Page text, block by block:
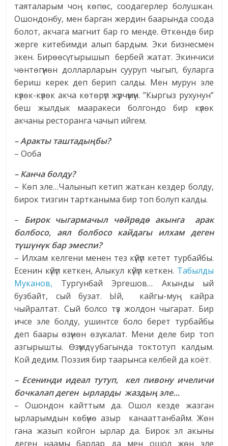
таяталарым чоң көпөс, соодагерлер болушкан.
Ошондонбу, мен барган жердин баарында соода
болот, акчага магнит бар го менде. Өткөндө бир
жерге китебимди алып бардым. Эки бизнесмен
экен. Бирөөсү тырышып бербей жатат. Экинчиси
чөнтөгүнөн долларларын сууруп чыгып, буларга
бериш керек деп берип салды. Мен мурун эле
күлөк-күлөк акча көтөрүп жүрчүмүн. ”Кыргыз рухунун”
беш жылдык мааракеси болгондо бир күлөк
акчаны ресторанга чачып ийгем.
– Аракты таштадыңбы?
– Ооба
– Канча болду?
– Көп эле…Чалынып кетип жаткан кездер болду,
бирок тизгин тартканыма бир топ болуп калды.
– Бирок чыгармачыл чөй­рөдө акынга арак
болбосо, аял болбосо кайдагы илхам деген
түшүнүк бар эмеспи?
– Илхам келгени менен тез күйүп кетет турбайбы.
Есенин күйүп кеткен, Алыкул күйүп кеткен. Табылды
Муканов, Тургунбай Эргешов… Акынды ый
бузбайт, сый бузат. Ый, кайгы-муң кайра
чыйралтат. Сый болсо түз жолдон чыгарат. Бир
ичсе эле болду, ушинтсе боло берет турбайбы
деп баары өзүнөн өзү калат. Мени деле бир топ
азгырышты. Өзүмдү убагында токтотуп калдым.
Кой дедим. Поэ­зия бир таарынса келбей да коёт.
– Есенинди идеал тутуп, кел пивону ичеличи
бочкалап деген ырларды жаздың эле…
– Ошондон кайттым да. Ошол кезде жазган
ырларымдын көбүнө азыр канааттанбайм. Жөн
гана жазып койгон ырлар да. Бирок эл акыны
деген наамы барлар да мен ошол жөн эле